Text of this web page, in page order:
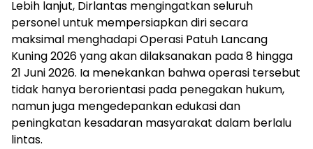
Lebih lanjut, Dirlantas mengingatkan seluruh
personel untuk mempersiapkan diri secara
maksimal menghadapi Operasi Patuh Lancang
Kuning 2026 yang akan dilaksanakan pada 8 hingga
21 Juni 2026. Ia menekankan bahwa operasi tersebut
tidak hanya berorientasi pada penegakan hukum,
namun juga mengedepankan edukasi dan
peningkatan kesadaran masyarakat dalam berlalu
lintas.